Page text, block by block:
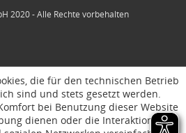
2020 - Alle Rechte vorbehalten
die für den technischen Betrieb
sind und stets gesetzt werden.
bei Benutzung dieser Website
dienen oder die Interaktion mit